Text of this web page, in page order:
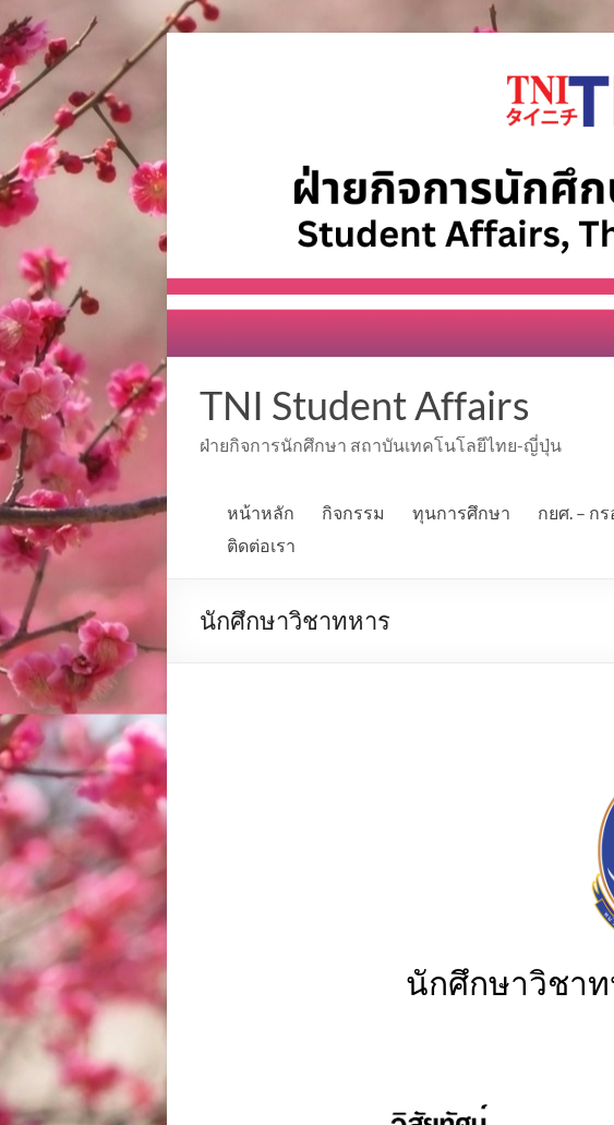
Skip
TNI Student Affairs
ฝ่ายกิจการนักศึกษา สถาบันเทคโนโลยีไทย-ญี่ปุ่น
หน้าหลัก กิจกรรม ทุนการศึกษา กยศ. – กร
ติดต่อเรา
นักศึกษาวิชาทหาร
นักศึกษาวิชา